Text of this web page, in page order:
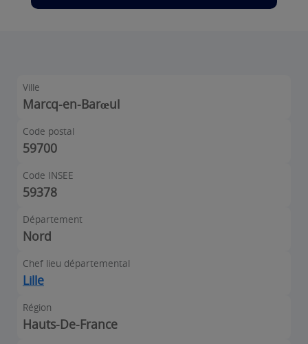
Ville
Marcq-en-Barœul
Code postal
59700
Code INSEE
59378
Département
Nord
Chef lieu départemental
Lille
Région
Hauts-De-France